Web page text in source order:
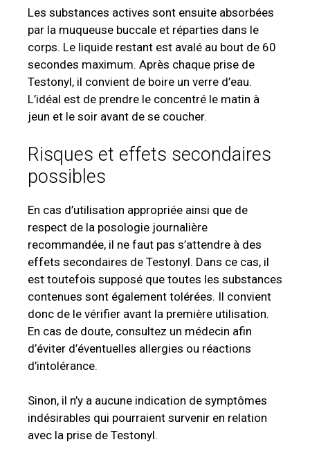
Les substances actives sont ensuite absorbées
par la muqueuse buccale et réparties dans le
corps. Le liquide restant est avalé au bout de 60
secondes maximum. Après chaque prise de
Testonyl, il convient de boire un verre d’eau.
L’idéal est de prendre le concentré le matin à
jeun et le soir avant de se coucher.
Risques et effets secondaires
possibles
En cas d’utilisation appropriée ainsi que de
respect de la posologie journalière
recommandée, il ne faut pas s’attendre à des
effets secondaires de Testonyl. Dans ce cas, il
est toutefois supposé que toutes les substances
contenues sont également tolérées. Il convient
donc de le vérifier avant la première utilisation.
En cas de doute, consultez un médecin afin
d’éviter d’éventuelles allergies ou réactions
d’intolérance.
Sinon, il n’y a aucune indication de symptômes
indésirables qui pourraient survenir en relation
avec la prise de Testonyl.